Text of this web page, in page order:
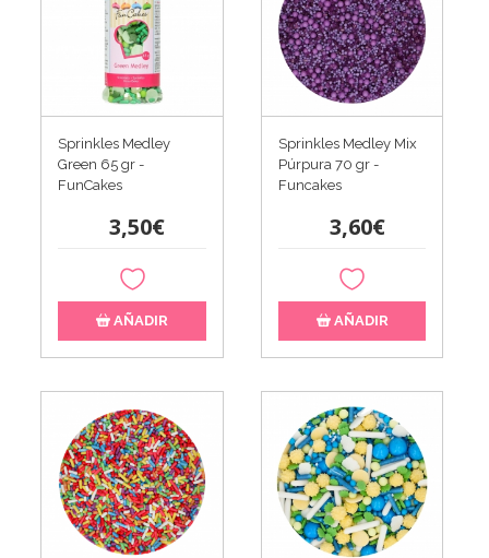
Sprinkles Medley
Green 65 gr -
FunCakes
3,50€
AÑADIR
Sprinkles Medley Mix
Púrpura 70 gr -
Funcakes
3,60€
AÑADIR